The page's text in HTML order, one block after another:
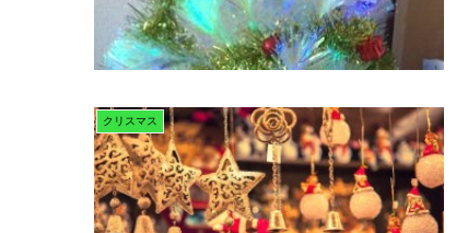
クリスマス